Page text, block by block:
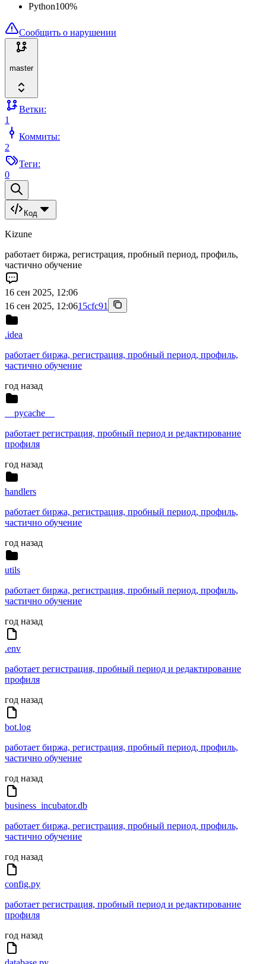
Python100%
Сообщить о нарушении
master
Ветки:
1
Коммиты:
2
Теги:
0
Код
Kizune
работает биржа, регистрация, пробный период, профиль,
частично обучение
16 сен 2025, 12:06
16 сен 2025, 12:0615cfc91
.idea
работает биржа, регистрация, пробный период, профиль,
частично обучение
год назад
__pycache__
работает регистрация, пробный период и редактирование
профиля
год назад
handlers
работает биржа, регистрация, пробный период, профиль,
частично обучение
год назад
utils
работает биржа, регистрация, пробный период, профиль,
частично обучение
год назад
.env
работает регистрация, пробный период и редактирование
профиля
год назад
bot.log
работает биржа, регистрация, пробный период, профиль,
частично обучение
год назад
business_incubator.db
работает биржа, регистрация, пробный период, профиль,
частично обучение
год назад
config.py
работает регистрация, пробный период и редактирование
профиля
год назад